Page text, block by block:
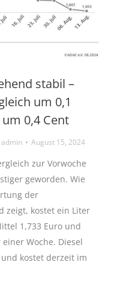
stabil –
um 0,1
0,4 Cent
admin August 15, 2024
zur Vorwoche
geworden. Wie
der
zeigt, kostet ein Liter
1,733 Euro und
Woche. Diesel
kostet derzeit im